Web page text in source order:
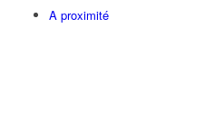
A proximité